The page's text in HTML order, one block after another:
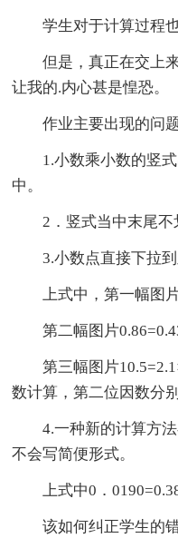
学生对于计算过程也
但是，真正在交上来
让我的.内心甚是惶恐。
作业主要出现的问题
1.小数乘小数的竖式
中。
2．竖式当中末尾不
3.小数点直接下拉到
上式中，第一幅图片
第二幅图片
第三幅图片
数计算，第二位因数分
4.一种新的计算方法
不会写简便形式。
上式中0．
该如何纠正学生的错